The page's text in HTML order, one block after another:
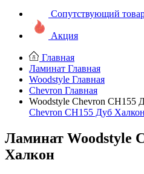
Сопутствующий
Акция
Главная
Ламинат Главная
Woodstyle Главная
Chevron Главная
Woodstyle Chevron CH155
Chevron CH155 Дуб Халкон
Ламинат Woodstyle
Халкон